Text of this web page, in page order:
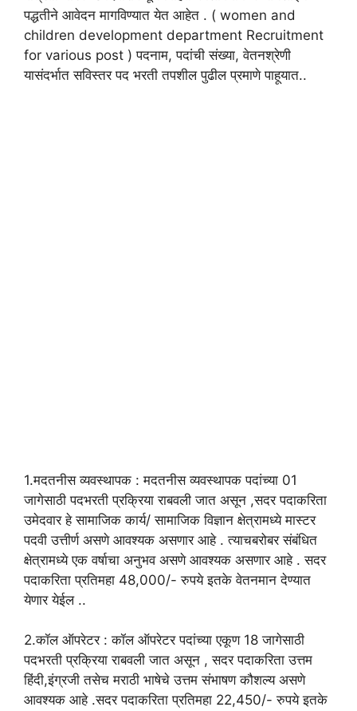
पद्धतीने आवेदन मागविण्यात येत आहेत . ( women and
children development department Recruitment
for various post ) पदनाम, पदांची संख्या, वेतनश्रेणी
यासंदर्भात सविस्तर पद भरती तपशील पुढील प्रमाणे पाहूयात..
1.मदतनीस व्यवस्थापक : मदतनीस व्यवस्थापक पदांच्या 01
जागेसाठी पदभरती प्रक्रिया राबवली जात असून ,सदर पदाकरिता
उमेदवार हे सामाजिक कार्य/ सामाजिक विज्ञान क्षेत्रामध्ये मास्टर
पदवी उत्तीर्ण असणे आवश्यक असणार आहे . त्याचबरोबर संबंधित
क्षेत्रामध्ये एक वर्षाचा अनुभव असणे आवश्यक असणार आहे . सदर
पदाकरिता प्रतिमहा 48,000/- रुपये इतके वेतनमान देण्यात
येणार येईल ..
2.कॉल ऑपरेटर : कॉल ऑपरेटर पदांच्या एकूण 18 जागेसाठी
पदभरती प्रक्रिया राबवली जात असून , सदर पदाकरिता उत्तम
हिंदी,इंग्रजी तसेच मराठी भाषेचे उत्तम संभाषण कौशल्य असणे
आवश्यक आहे .सदर पदाकरिता प्रतिमहा 22,450/- रुपये इतके